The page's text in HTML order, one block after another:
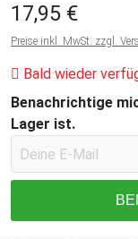
17,95 €
Preise inkl. MwSt. zzgl.
Bald wieder
Benachrichtige
Lager ist.